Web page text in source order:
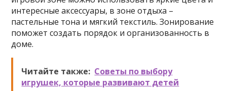
интересные аксессуары, в зоне отдыха –
пастельные тона и мягкий текстиль. Зонирование
поможет создать порядок и организованность в
доме.
Читайте также: Советы по выбору
игрушек, которые развивают детей